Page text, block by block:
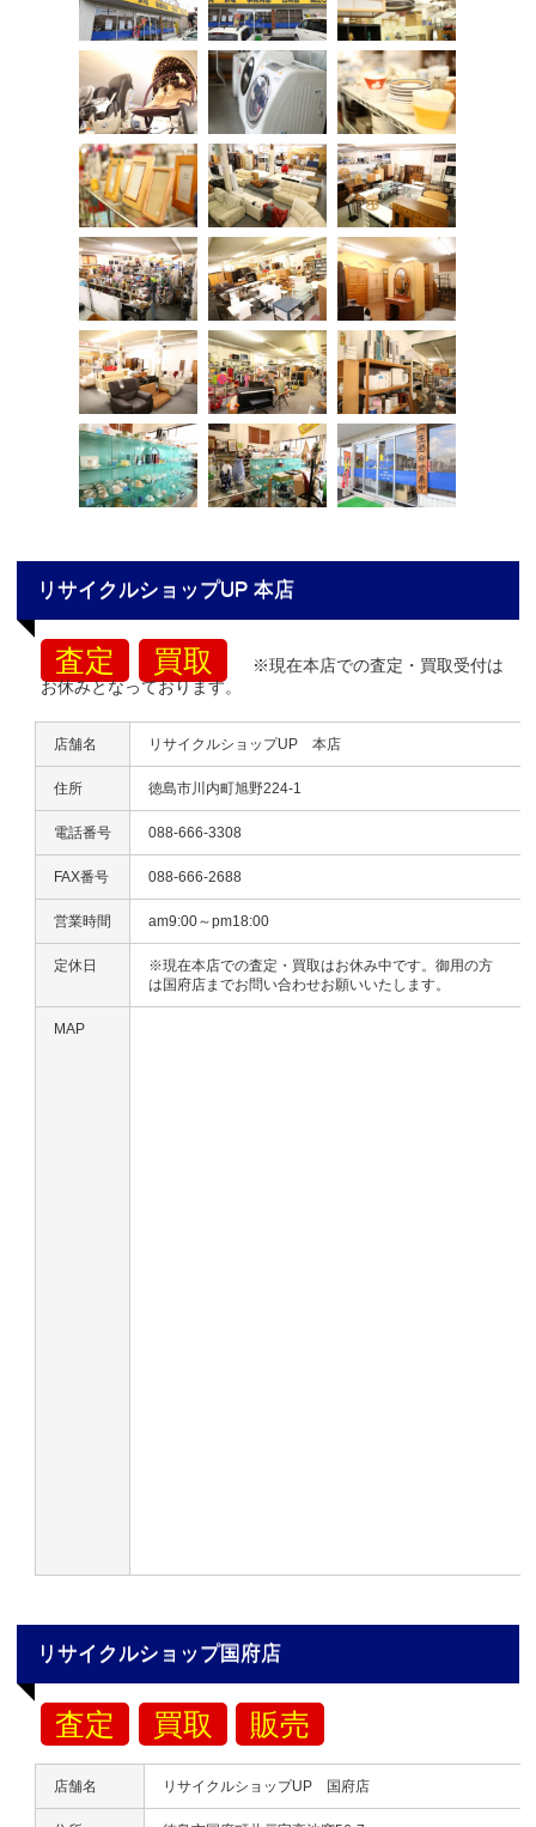
リサイクルショップUP 本店
査定 買取
※現在本店での査定・買取受付は
お休みとなっております。
店舗名 リサイクルショップUP 本店
住所 徳島市川内町旭野224-1
電話番号 088-666-3308
FAX番号 088-666-2688
営業時間 am9:00～pm18:00
定休日
※現在本店での査定・買取はお休み中です。御用の方
は国府店までお問い合わせお願いいたします。
MAP
リサイクルショップ国府店
査定 買取 販売
店舗名 リサイクルショップUP 国府店